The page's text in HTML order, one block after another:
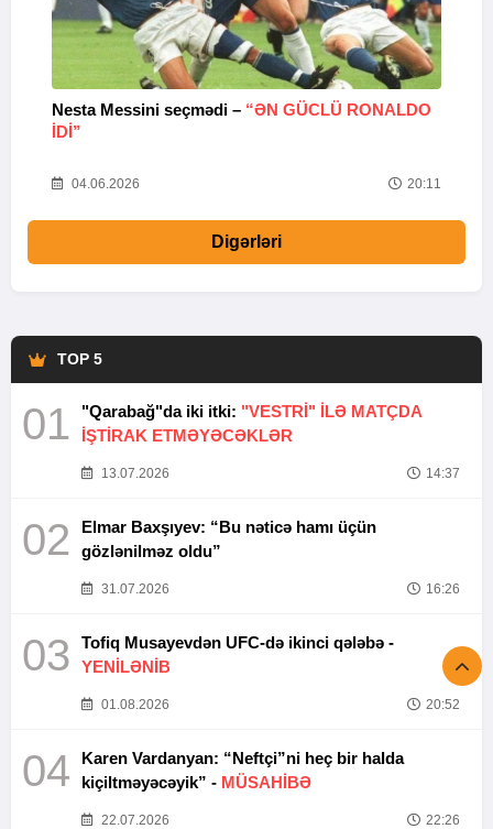
Nesta Messini seçmədi – “ƏN GÜCLÜ RONALDO
IDI”
04.06.2026 20:11
Digərləri
TOP 5
01 "Qarabağ"da iki itki: "VESTRİ" İLƏ MATÇDA
İŞTİRAK ETMƏYƏCƏKLƏR
13.07.2026 14:37
02
Elmar Baxşıyev: “Bu nəticə hamı üçün
gözlənilməz oldu”
31.07.2026 16:26
03
Tofiq Musayevdən UFC-də ikinci qələbə -
YENİLƏNİB
01.08.2026 20:52
04
Karen Vardanyan: “Neftçi”ni heç bir halda
kiçiltməyəcəyik” - MÜSAHİBƏ
22.07.2026 22:26